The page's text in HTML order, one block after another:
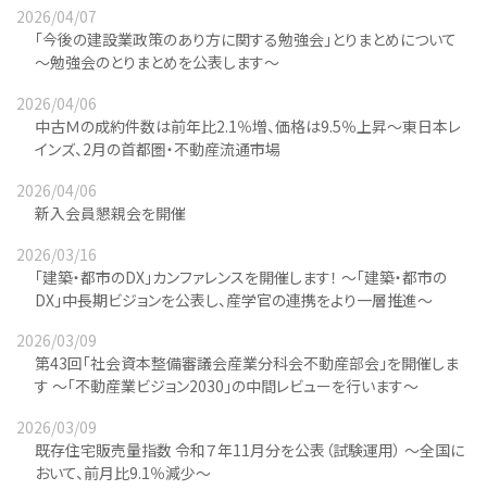
2026/04/07
「今後の建設業政策のあり方に関する勉強会」とりまとめについて
～勉強会のとりまとめを公表します～
2026/04/06
中古Ｍの成約件数は前年比2.1％増、価格は9.5％上昇～東日本レ
インズ、2月の首都圏・不動産流通市場
2026/04/06
新入会員懇親会を開催
2026/03/16
「建築・都市のDX」カンファレンスを開催します！ ～「建築・都市の
DX」中長期ビジョンを公表し、産学官の連携をより一層推進～
2026/03/09
第43回「社会資本整備審議会産業分科会不動産部会」を開催しま
す ～｢不動産業ビジョン2030｣の中間レビューを行います～
2026/03/09
既存住宅販売量指数 令和７年11月分を公表（試験運用） ～全国に
おいて、前月比9.1％減少～